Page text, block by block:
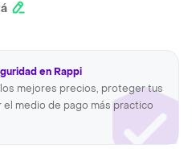
en Rappi
mejores precios, proteger tus
medio de pago más practico